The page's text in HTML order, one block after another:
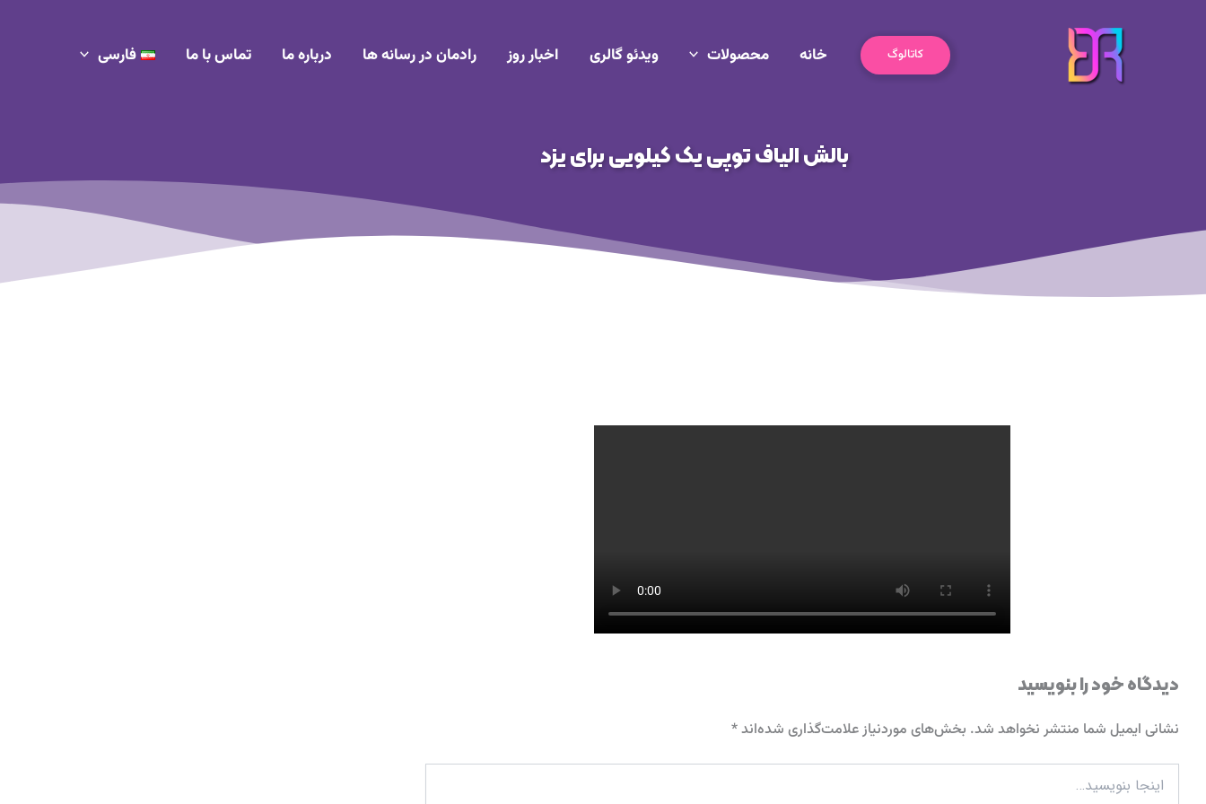
کاتالوگ خانه محصولات ویدئو گالری اخبار روز رادمان در رسانه ها درباره ما تماس با ما فارسی
بالش الیاف توپی یک کیلویی برای یزد
دیدگاه‌ خود را بنویسید
نشانی ایمیل شما منتشر نخواهد شد. بخش‌های موردنیاز علامت‌گذاری شده‌اند*
بنویسید…